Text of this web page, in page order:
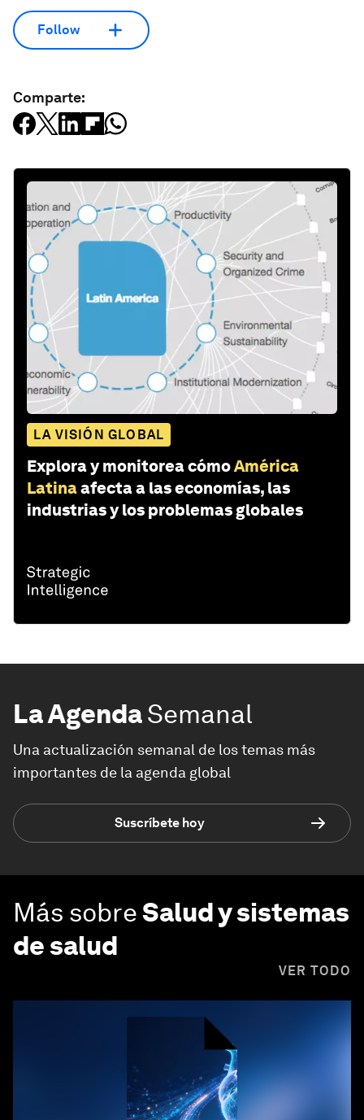
Follow
Comparte:
LA VISIÓN GLOBAL
Explora y monitorea cómoAmérica
Latinaafecta a las economías, las
industrias y los problemas globales
La AgendaSemanal
Una actualización semanal de los temas más
importantes de la agenda global
Suscríbete hoy
Más sobreSalud y sistemas
de salud
VER TODO